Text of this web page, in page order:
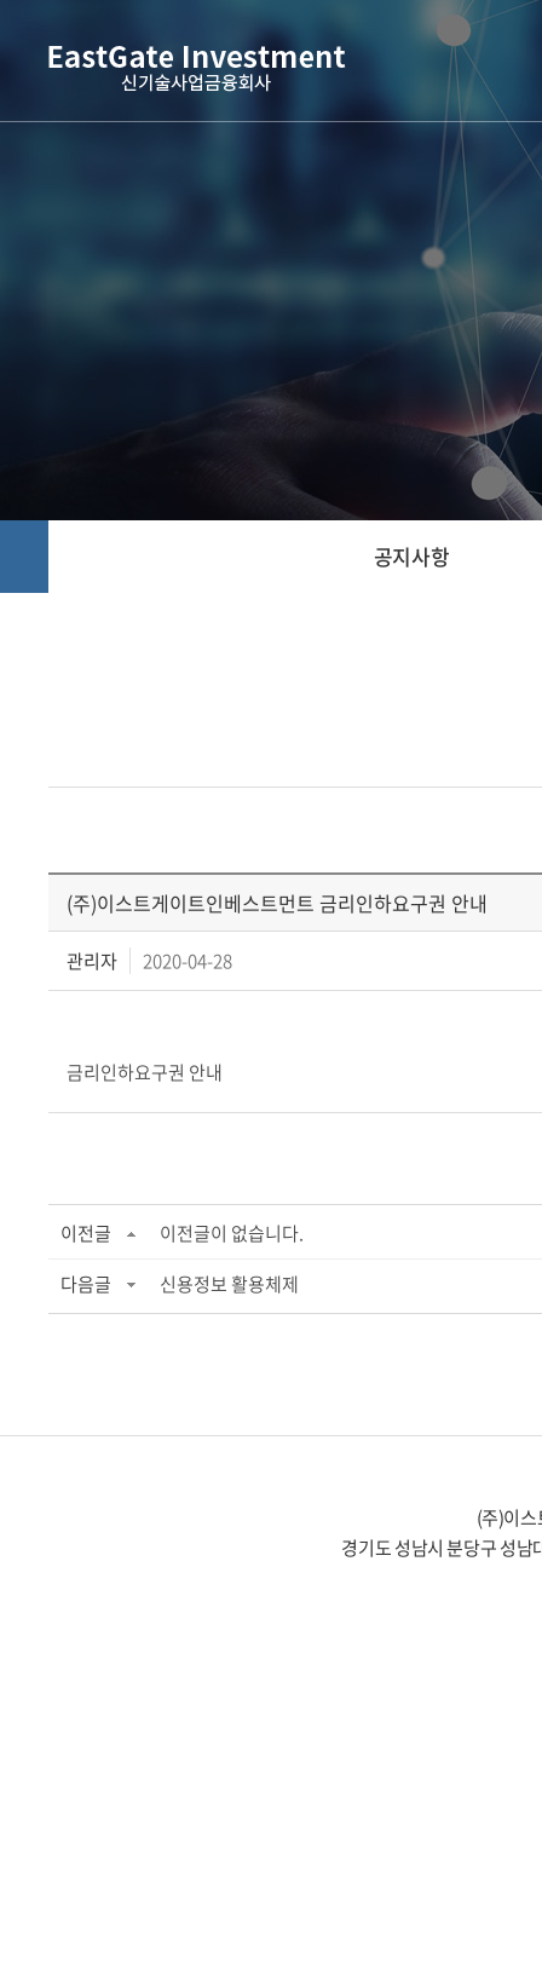
공지사항
(주)이스트게이트인베스트먼트 금리인하요구권 안내
관리자 2020-04-28
금리인하요구권 안내
이전글
이전글이 없습니다.
다음글
신용정보 활용체제
(주)이
경기도 성남시 분당구 성